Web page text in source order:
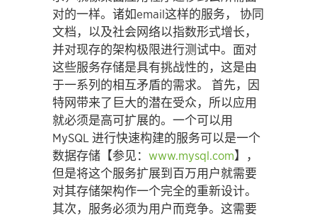
对的一样。诸如email这样的服务， 协同
文档，以及社会网络以指数形式增长，
并对现存的架构极限进行测试中。面对
这些服务存储是具有挑战性的，这是由
于一系列的相互矛盾的需求。 首先，因
特网带来了巨大的潜在受众，所以应用
就必须是高可扩展的。一个可以用
MySQL 进行快速构建的服务可以是一个
数据存储【参见： www.mysql.com】，
但是将这个服务扩展到百万用户就需要
对其存储架构作一个完全的重新设计。
其次，服务必须为用户而竞争。这需要